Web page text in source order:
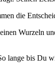
die
Wurzeln
lange bis Du